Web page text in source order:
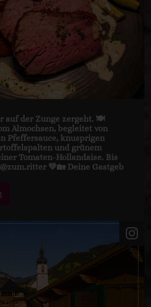
auf der Zunge zergeht. 🍽️
Almochsen, begleitet von
Pfeffersauce, knusprigen
und grünem
Tomaten-Hollandaise. Bis
💚🏡 Deine Gastgeb